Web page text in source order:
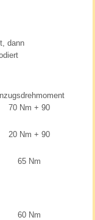
dann
70 Nm + 90
20 Nm + 90
65 Nm
60 Nm